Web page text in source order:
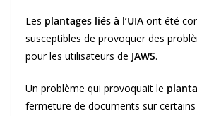
Les plantages liés à l’UIA ont été
susceptibles de provoquer des
pour les utilisateurs de JAWS.
Un problème qui provoquait le
fermeture de documents sur